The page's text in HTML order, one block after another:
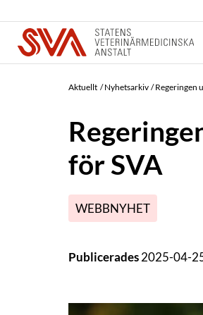
Aktuellt Nyhetsarkiv Regeringen
för SVA
WEBBNYHET
Publicerades2025-04-